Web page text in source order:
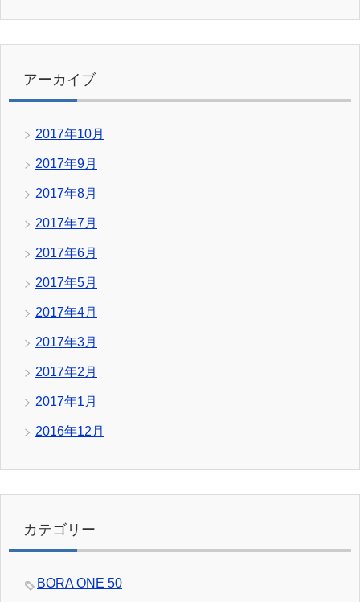
アーカイブ
2017年10月
2017年9月
2017年8月
2017年7月
2017年6月
2017年5月
2017年4月
2017年3月
2017年2月
2017年1月
2016年12月
カテゴリー
BORA ONE 50